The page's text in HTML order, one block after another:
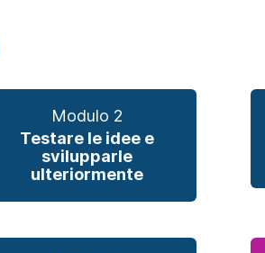
Modulo 2
Testare le idee e
svilupparle
ulteriormente